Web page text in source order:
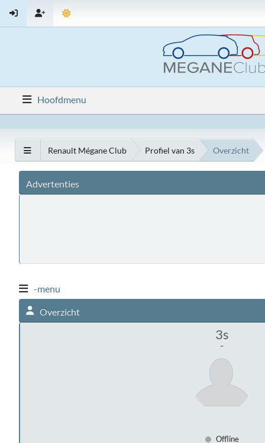
Hoofdmenu
Renault Mégane Club Profiel van 3s Overzicht
Advertenties
-menu
Overzicht
3s
-
Offline